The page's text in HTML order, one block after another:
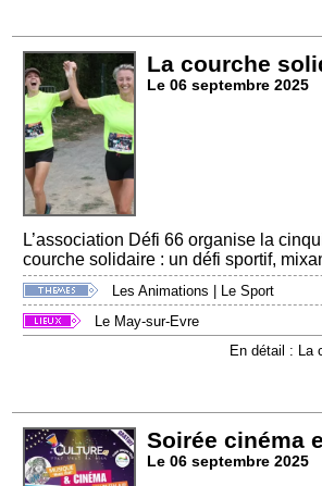
La courche
Le 06 septembre 2025
L’association Défi 66 organise la
courche solidaire : un défi sportif,
Les Animations
Le Sport
Le May-sur-Evre
En détail : La
Soirée cinéma
Le 06 septembre 2025